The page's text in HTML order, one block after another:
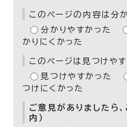
このページの内容は分
分かりやすかった
かりにくかった
このページは見つけやす
見つけやすかった
つけにくかった
ご意見がありましたら
内）